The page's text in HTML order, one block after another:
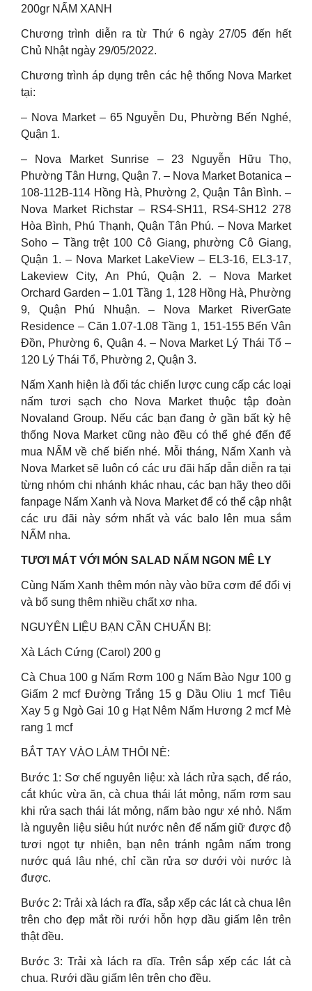
200gr NẤM XANH
Chương trình diễn ra từ Thứ 6 ngày 27/05 đến hết
Chủ Nhật ngày 29/05/2022.
Chương trình áp dụng trên các hệ thống Nova Market
tại:
– Nova Market – 65 Nguyễn Du, Phường Bến Nghé,
Quận 1.
– Nova Market Sunrise – 23 Nguyễn Hữu Thọ,
Phường Tân Hưng, Quận 7. – Nova Market Botanica –
108-112B-114 Hồng Hà, Phường 2, Quận Tân Bình. –
Nova Market Richstar – RS4-SH11, RS4-SH12 278
Hòa Bình, Phú Thạnh, Quận Tân Phú. – Nova Market
Soho – Tầng trệt 100 Cô Giang, phường Cô Giang,
Quận 1. – Nova Market LakeView – EL3-16, EL3-17,
Lakeview City, An Phú, Quận 2. – Nova Market
Orchard Garden – 1.01 Tầng 1, 128 Hồng Hà, Phường
9, Quận Phú Nhuận. – Nova Market RiverGate
Residence – Căn 1.07-1.08 Tầng 1, 151-155 Bến Vân
Đồn, Phường 6, Quận 4. – Nova Market Lý Thái Tổ –
120 Lý Thái Tổ, Phường 2, Quận 3.
Nấm Xanh hiện là đối tác chiến lược cung cấp các loại
nấm tươi sạch cho Nova Market thuộc tập đoàn
Novaland Group. Nếu các bạn đang ở gần bất kỳ hệ
thống Nova Market cũng nào đều có thể ghé đến để
mua NẤM về chế biến nhé. Mỗi tháng, Nấm Xanh và
Nova Market sẽ luôn có các ưu đãi hấp dẫn diễn ra tại
từng nhóm chi nhánh khác nhau, các bạn hãy theo dõi
fanpage Nấm Xanh và Nova Market để có thể cập nhật
các ưu đãi này sớm nhất và vác balo lên mua sắm
NẤM nha.
TƯƠI MÁT VỚI MÓN SALAD NẤM NGON MÊ LY
Cùng Nấm Xanh thêm món này vào bữa cơm để đổi vị
và bổ sung thêm nhiều chất xơ nha.
NGUYÊN LIỆU BẠN CẦN CHUẨN BỊ:
Xà Lách Cứng (Carol) 200 g
Cà Chua 100 g Nấm Rơm 100 g Nấm Bào Ngư 100 g
Giấm 2 mcf Đường Trắng 15 g Dầu Oliu 1 mcf Tiêu
Xay 5 g Ngò Gai 10 g Hạt Nêm Nấm Hương 2 mcf Mè
rang 1 mcf
BẮT TAY VÀO LÀM THÔI NÈ:
Bước 1: Sơ chế nguyên liệu: xà lách rửa sạch, để ráo,
cắt khúc vừa ăn, cà chua thái lát mỏng, nấm rơm sau
khi rửa sạch thái lát mỏng, nấm bào ngư xé nhỏ. Nấm
là nguyên liệu siêu hút nước nên để nấm giữ được độ
tươi ngọt tự nhiên, bạn nên tránh ngâm nấm trong
nước quá lâu nhé, chỉ cần rửa sơ dưới vòi nước là
được.
Bước 2: Trải xà lách ra đĩa, sắp xếp các lát cà chua lên
trên cho đẹp mắt rồi rưới hỗn hợp dầu giấm lên trên
thật đều.
Bước 3: Trải xà lách ra dĩa. Trên sắp xếp các lát cà
chua. Rưới dầu giấm lên trên cho đều.